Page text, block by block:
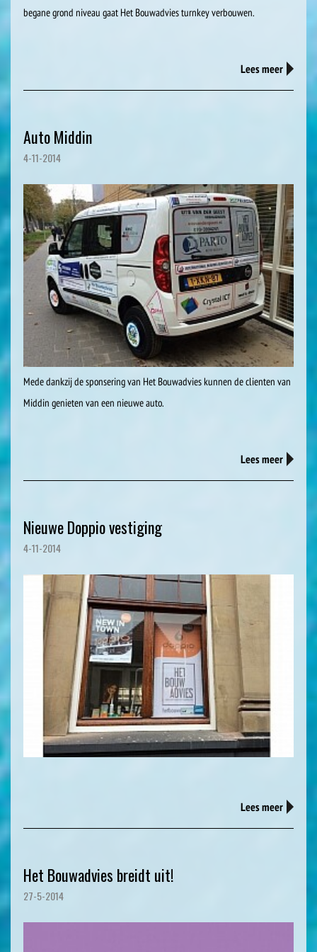
begane grond niveau gaat Het Bouwadvies turnkey verbouwen.
Lees meer
Auto Middin
4-11-2014
Mede dankzij de sponsering van Het Bouwadvies kunnen de clienten van
Middin genieten van een nieuwe auto.
Lees meer
Nieuwe Doppio vestiging
4-11-2014
Lees meer
Het Bouwadvies breidt uit!
27-5-2014